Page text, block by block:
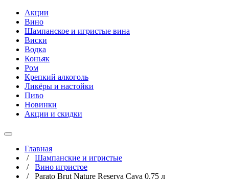
Акции
Вино
Шампанское и игристые вина
Виски
Водка
Коньяк
Ром
Крепкий алкоголь
Ликёры и настойки
Пиво
Новинки
Акции и скидки
Главная
/ Шампанские и игристые
/ Вино игристое
/ Parato Brut Nature Reserva Cava 0.75 л